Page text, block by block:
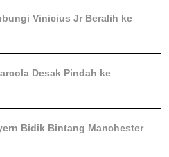
Vinicius Jr Beralih ke
Desak Pindah ke
Bidik Bintang Manchester